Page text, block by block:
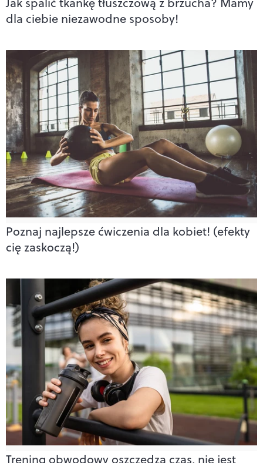
dla ciebie niezawodne sposoby!
Poznaj najlepsze ćwiczenia dla kobiet! (efekty
cię zaskoczą!)
Trening obwodowy oszczędza czas, nie jest